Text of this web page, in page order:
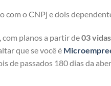
o CNPj e dois
com planos a partir de03 vidas
que se você é
de passados 180 dias da